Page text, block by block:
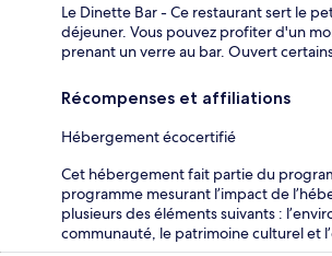
Le Dinette Bar - Ce restaurant sert le
déjeuner. Vous pouvez profiter d'un
prenant un verre au bar. Ouvert
Récompenses et affiliations
Hébergement écocertifié
Cet hébergement fait partie du
programme mesurant l’impact de
plusieurs des éléments suivants :
communauté, le patrimoine culturel et